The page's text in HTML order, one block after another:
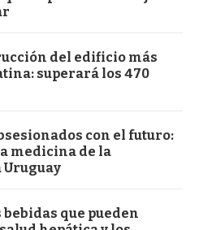
del edificio más
superará los 470
con el futuro:
medicina de la
que pueden